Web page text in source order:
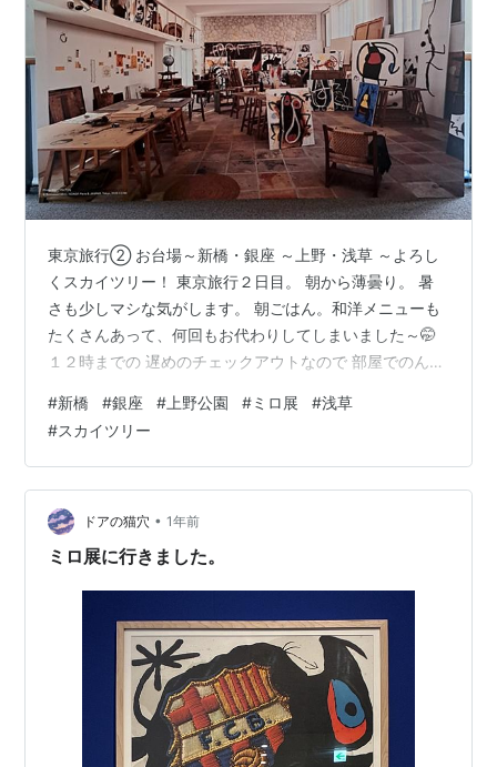
東京旅行② お台場～新橋・銀座 ～上野・浅草 ～よろし
くスカイツリー！ 東京旅行２日目。 朝から薄曇り。 暑
さも少しマシな気がします。 朝ごはん。和洋メニューも
たくさんあって、何回もお代わりしてしまいました～🤭
１２時までの 遅めのチェックアウトなので 部屋でのんび
座までブラブラ歩いてみました。 新橋。 サラリーマンの
まち。 テレビのインタビュー場面でよく 見ている機関
車。 活気があって庶民的で でも少し離れた場所に 百貨
店やら、ブランドショップ、 高架下の飲食店などあって
なんだか神戸を思い出しました。 好きだなあ、新橋。 そ
のまま歩いて…
#新橋 #銀座 # 上野公園 #ミロ展 #浅草
#スカイツリー
ドアの猫穴 • 1年前
ミロ展に行きました。